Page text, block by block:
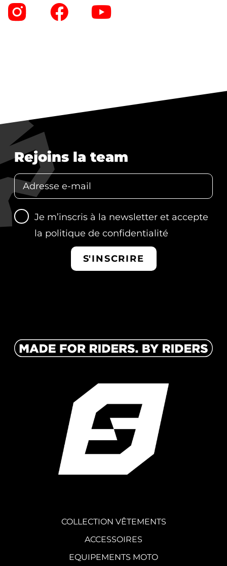
Rejoins la team
Je m’inscris à la newsletter et accepte
la politique de confidentialité
S'INSCRIRE
COLLECTION VÊTEMENTS
ACCESSOIRES
EQUIPEMENTS MOTO